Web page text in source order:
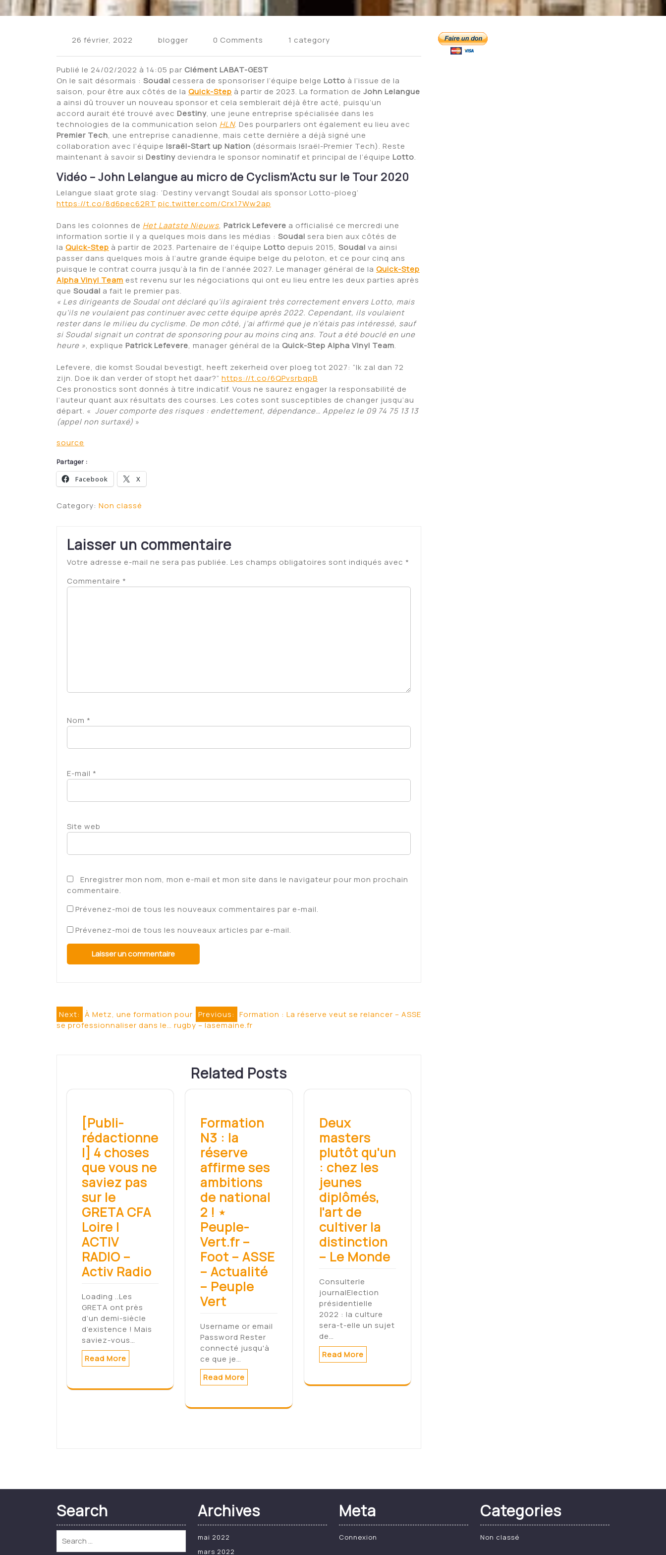
26 février, 2022 blogger 0 Comments 1 category
Publié le 24/02/2022 à 14:05 par Clément LABAT-GEST
On le sait désormais : Soudal cessera de sponsoriser l’équipe belge Lotto à l’issue de la
saison, pour être aux côtés de la Quick-Step à partir de 2023. La formation de John Lelangue
a ainsi dû trouver un nouveau sponsor et cela semblerait déjà être acté, puisqu’un
accord aurait été trouvé avec Destiny, une jeune entreprise spécialisée dans les
technologies de la communication selon HLN. Des pourparlers ont également eu lieu avec
Premier Tech, une entreprise canadienne, mais cette dernière a déjà signé une
collaboration avec l’équipe Israël-Start up Nation (désormais Israël-Premier Tech). Reste
maintenant à savoir si Destiny deviendra le sponsor nominatif et principal de l’équipe Lotto.
Vidéo – John Lelangue au micro de Cyclism’Actu sur le Tour 2020
Lelangue slaat grote slag: ‘Destiny vervangt Soudal als sponsor Lotto-ploeg’
https://t.co/8d6pec62RT pic.twitter.com/Crx17Ww2ap
Dans les colonnes de Het Laatste Nieuws, Patrick Lefevere a officialisé ce mercredi une
information sortie il y a quelques mois dans les médias : Soudal sera bien aux côtés de
la Quick-Step à partir de 2023. Partenaire de l’équipe Lotto depuis 2015, Soudal va ainsi
passer dans quelques mois à l’autre grande équipe belge du peloton, et ce pour cinq ans
puisque le contrat courra jusqu’à la fin de l’année 2027. Le manager général de la Quick-Step
Alpha Vinyl Team est revenu sur les négociations qui ont eu lieu entre les deux parties après
que Soudal a fait le premier pas.
« Les dirigeants de Soudal ont déclaré qu’ils agiraient très correctement envers Lotto, mais
qu’ils ne voulaient pas continuer avec cette équipe après 2022. Cependant, ils voulaient
rester dans le milieu du cyclisme. De mon côté, j’ai affirmé que je n’étais pas intéressé, sauf
si Soudal signait un contrat de sponsoring pour au moins cinq ans. Tout a été bouclé en une
heure », explique Patrick Lefevere, manager général de la Quick-Step Alpha Vinyl Team.
Lefevere, die komst Soudal bevestigt, heeft zekerheid over ploeg tot 2027: “Ik zal dan 72
zijn. Doe ik dan verder of stopt het daar?” https://t.co/6QPvsrbqpB
Ces pronostics sont donnés à titre indicatif. Vous ne saurez engager la responsabilité de
l’auteur quant aux résultats des courses. Les cotes sont susceptibles de changer jusqu’au
départ. « Jouer comporte des risques : endettement, dépendance… Appelez le 09 74 75 13 13
(appel non surtaxé) »
source
Partager :
Facebook X
Category: Non classé
Laisser un commentaire
Votre adresse e-mail ne sera pas publiée. Les champs obligatoires sont indiqués avec *
Commentaire *
Nom *
E-mail *
Site web
Enregistrer mon nom, mon e-mail et mon site dans le navigateur pour mon prochain
commentaire.
Prévenez-moi de tous les nouveaux commentaires par e-mail.
Prévenez-moi de tous les nouveaux articles par e-mail.
Navigation
de
Previous: Formation : La réserve veut se relancer – ASSE
Next: À Metz, une formation pour
se professionnaliser dans le… rugby – lasemaine.fr
Related Posts
[Publi-
rédactionne
l] 4 choses
que vous ne
saviez pas
sur le
GRETA CFA
Loire |
ACTIV
RADIO –
Activ Radio
Loading ..Les
GRETA ont près
d’un demi-siècle
d’existence ! Mais
saviez-vous…
Read More
Formation
N3 : la
réserve
affirme ses
ambitions
de national
2 ! ⋆
Peuple-
Vert.fr –
Foot – ASSE
– Actualité
– Peuple
Vert
Username or email
Password Rester
connecté jusqu'à
ce que je…
Read More
Deux
masters
plutôt qu'un
: chez les
jeunes
diplômés,
l'art de
cultiver la
distinction
– Le Monde
Consulterle
journalElection
présidentielle
2022 : la culture
sera-t-elle un sujet
de…
Read More
Search Archives
mai 2022
mars 2022
Meta
Connexion
Categories
Non classé